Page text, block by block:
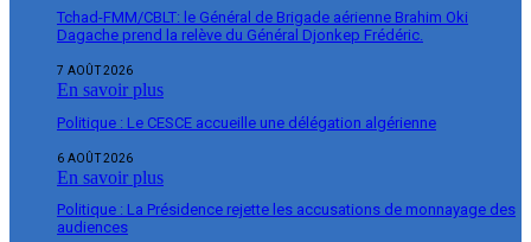
Tchad-FMM/CBLT: le Général de Brigade aérienne Brahim Oki
Dagache prend la relève du Général Djonkep Frédéric.
7 AOÛT 2026
En savoir plus
Politique : Le CESCE accueille une délégation algérienne
6 AOÛT 2026
En savoir plus
Politique : La Présidence rejette les accusations de monnayage des
audiences